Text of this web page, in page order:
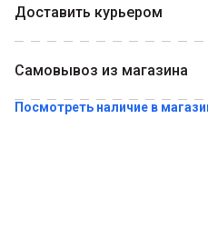
Доставить курьером
Самовывоз из магазина
Посмотреть наличие в